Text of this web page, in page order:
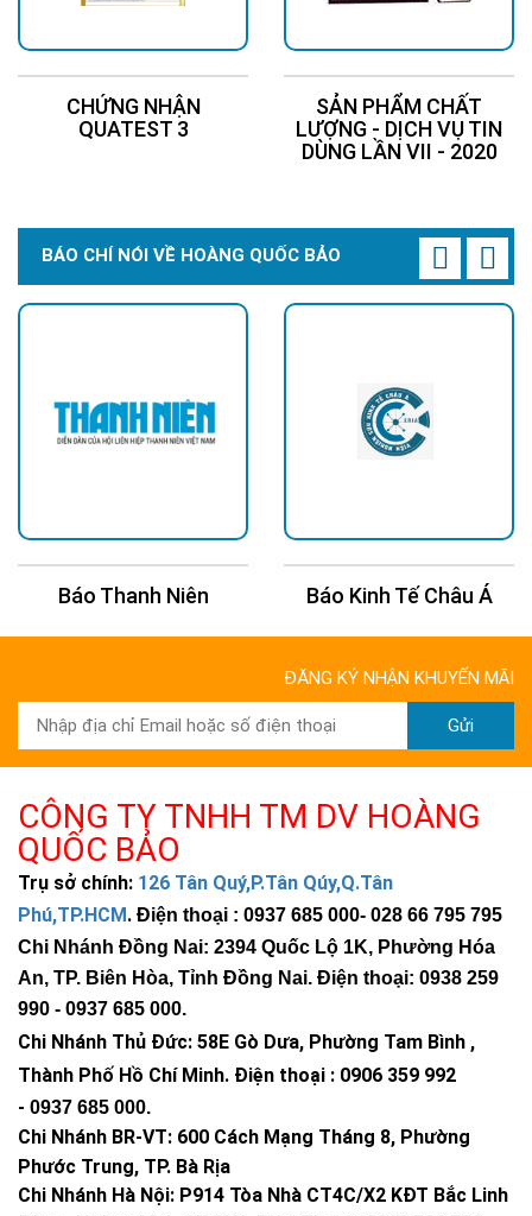
CHỨNG NHẬN
QUATEST 3
SẢN PHẨM CHẤT
LƯỢNG - DỊCH VỤ TIN
DÙNG LẦN VII - 2020
BÁO CHÍ NÓI VỀ HOÀNG QUỐC BẢO
Báo Kinh Tế Châu Á Báo 24H
ĐĂNG KÝ NHẬN KHUYẾN MÃI
Gửi
CÔNG TY TNHH TM DV HOÀNG
QUỐC BẢO
Trụ sở chính: 126 Tân Quý,P.Tân Qúy,Q.Tân
Phú,TP.HCM. Điện thoại : 0937 685 000- 028 66 795 795
Chi Nhánh Đồng Nai: 2394 Quốc Lộ 1K, Phường Hóa
An, TP. Biên Hòa, Tỉnh Đồng Nai. Điện thoại: 0938 259
990 - 0937 685 000.
Chi Nhánh Thủ Đức: 58E Gò Dưa, Phường Tam Bình ,
Thành Phố Hồ Chí Minh. Điện thoại : 0906 359 992
- 0937 685 000.
Chi Nhánh BR-VT: 600 Cách Mạng Tháng 8, Phường
Phước Trung, TP. Bà Rịa
Chi Nhánh Hà Nội: P914 Tòa Nhà CT4C/X2 KĐT Bắc Linh